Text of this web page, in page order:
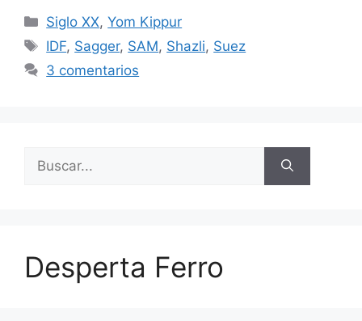
Categorías
Siglo XX,Yom Kippur
Etiquetas
IDF, Sagger, SAM, Shazli, Suez
3 comentarios
Buscar:
Desperta Ferro